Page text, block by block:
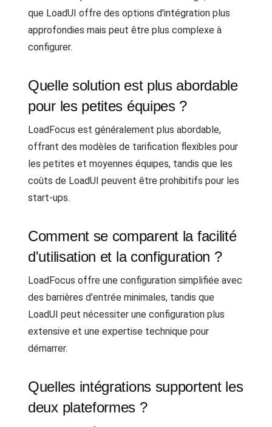
que LoadUI offre des options d'intégration plus
approfondies mais peut être plus complexe à
configurer.
Quelle solution est plus abordable
pour les petites équipes ?
LoadFocus est généralement plus abordable,
offrant des modèles de tarification flexibles pour
les petites et moyennes équipes, tandis que les
coûts de LoadUI peuvent être prohibitifs pour les
start-ups.
Comment se comparent la facilité
d'utilisation et la configuration ?
LoadFocus offre une configuration simplifiée avec
des barrières d'entrée minimales, tandis que
LoadUI peut nécessiter une configuration plus
extensive et une expertise technique pour
démarrer.
Quelles intégrations supportent les
deux plateformes ?